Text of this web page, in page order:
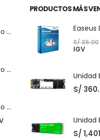
Unidad Estado Solido Western Digital Green SN350 2TB
Unidad Estado Solido Western Digital Green 2TB
Unidad Estado Solido WD Green SN3000 NVMe 1TB
PRODUCTOS MÁS
S/35.00
IGV
S/
S/